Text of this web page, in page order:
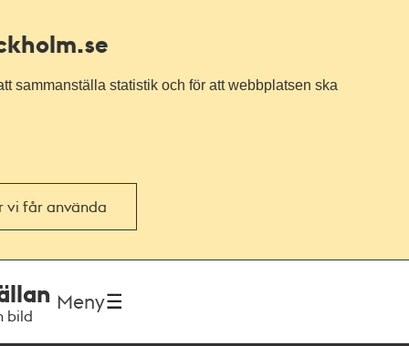
sammanställa statistik och för att webbplatsen ska
vi får använda
bild
Meny